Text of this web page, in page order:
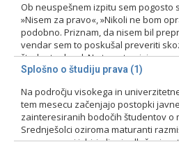
Ob neuspešnem izpitu sem pogosto
»Nisem za pravo«, »Nikoli ne bom
podobno. Priznam, da nisem bil
vendar sem to poskušal preveriti
študent odzval. Na tovrstne izjave
zlasti pri prvih izpitih, kajti ni bila…
15. 2. 2024 Nerazvrščeno
Splošno o študiju prava (1)
Na področju visokega in
tem mesecu začenjajo postopki
zainteresiranih bodočih študentov o
Srednješolci oziroma maturanti
programe pri izbiri ali pri odločanju o